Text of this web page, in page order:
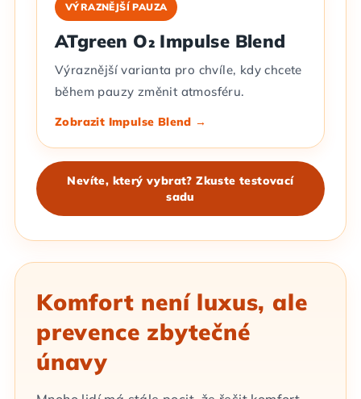
VÝRAZNĚJŠÍ PAUZA
ATgreen O₂ Impulse Blend
Výraznější varianta pro chvíle, kdy chcete
během pauzy změnit atmosféru.
Zobrazit Impulse Blend →
Nevíte, který vybrat? Zkuste testovací
sadu
Komfort není luxus, ale
prevence zbytečné
únavy